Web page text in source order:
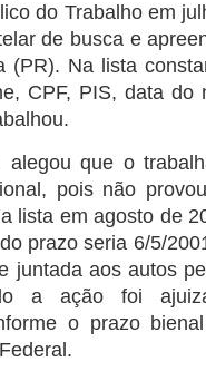
do Trabalho em
de busca e
(PR). Na lista
CPF, PIS, data do
que o
pois não
lista em agosto de
prazo seria 6/5/
juntada aos autos
a ação foi
o prazo